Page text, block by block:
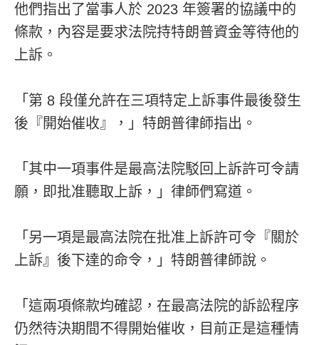
他們指出了當事人於 2023 年簽署的協議中的
條款，內容是要求法院持特朗普資金等待他的
上訴。
「第 8 段僅允許在三項特定上訴事件最後發生
後『開始催收』，」特朗普律師指出。
「其中一項事件是最高法院駁回上訴許可令請
願，即批准聽取上訴，」律師們寫道。
「另一項是最高法院在批准上訴許可令『關於
上訴』後下達的命令，」特朗普律師說。
「這兩項條款均確認，在最高法院的訴訟程序
仍然待決期間不得開始催收，目前正是這種情